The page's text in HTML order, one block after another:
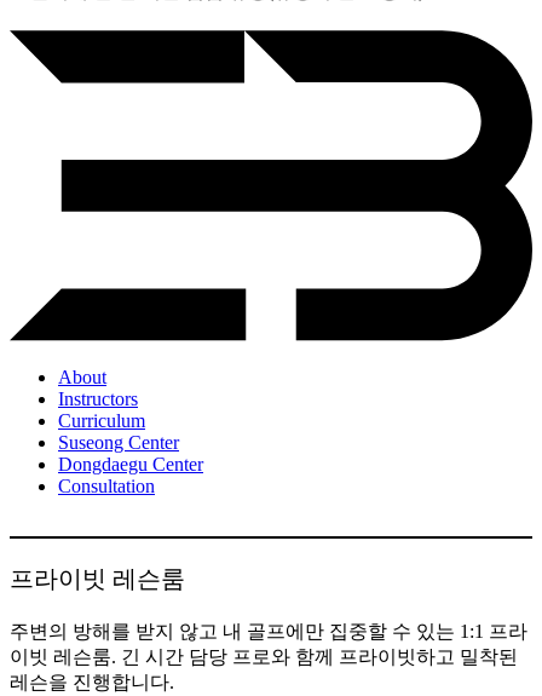
About
Instructors
Curriculum
Suseong Center
Dongdaegu Center
Consultation
프라이빗 레슨룸
주변의 방해를 받지 않고 내 골프에만 집중할 수 있는 1:1 프라
이빗 레슨룸. 긴 시간 담당 프로와 함께 프라이빗하고 밀착된
레슨을 진행합니다.